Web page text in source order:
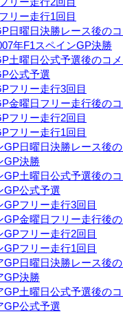
リー走行1回目
日曜日決勝レース後の
年F1スペインGP決勝
土曜日公式予選後のコ
公式予選
フリー走行3回目
金曜日フリー走行後の
フリー走行2回目
フリー走行1回目
GP日曜日決勝レース後
GP決勝
GP土曜日公式予選後の
GP公式予選
GPフリー走行3回目
GP金曜日フリー走行後
GPフリー走行2回目
GPフリー走行1回目
GP日曜日決勝レース後
GP決勝
GP土曜日公式予選後の
GP公式予選